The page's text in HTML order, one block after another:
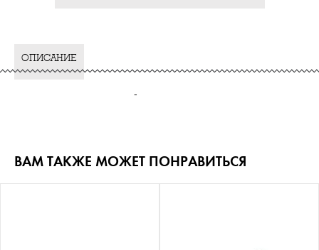
ОПИСАНИЕ
-
ВАМ ТАКЖЕ МОЖЕТ ПОНРАВИТЬСЯ